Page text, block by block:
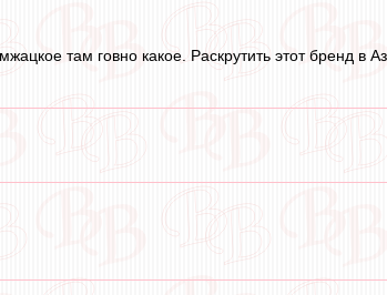
там говно какое. Раскрутить этот бренд в